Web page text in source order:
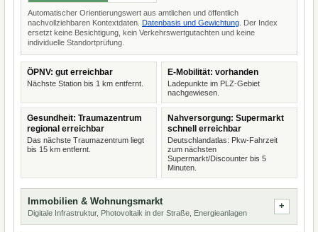
Automatischer Orientierungswert aus amtlichen und öffentlich
nachvollziehbaren Kontextdaten. Datenbasis und Gewichtung . Der Index
ersetzt keine Besichtigung, kein Verkehrswertgutachten und keine
individuelle Standortprüfung.
ÖPNV: gut erreichbar
Nächste Station bis 1 km entfernt.
E-Mobilität: vorhanden
Ladepunkte im PLZ-Gebiet
nachgewiesen.
Gesundheit: Traumazentrum
regional erreichbar
Das nächste Traumazentrum liegt
bis 15 km entfernt.
Nahversorgung: Supermarkt
schnell erreichbar
Deutschlandatlas: Pkw-Fahrzeit
zum nächsten
Supermarkt/Discounter bis 5
Minuten.
Immobilien & Wohnungsmarkt
Digitale Infrastruktur, Photovoltaik in der Straße, Energieanlagen